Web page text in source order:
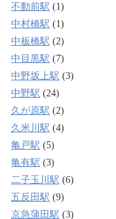
不動前駅 (1)
中村橋駅 (1)
中板橋駅 (2)
中目黒駅 (7)
中野坂上駅 (3)
中野駅 (24)
久が原駅 (2)
久米川駅 (4)
亀戸駅 (5)
亀有駅 (3)
二子玉川駅 (6)
五反田駅 (9)
京急蒲田駅 (3)